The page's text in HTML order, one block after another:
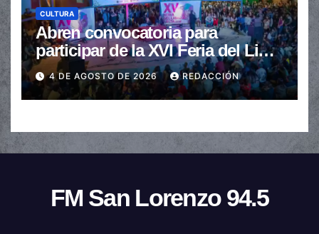
CULTURA
Abren convocatoria para
participar de la XVI Feria del Libro
de Salta
4 DE AGOSTO DE 2026 REDACCIÓN
FM San Lorenzo 94.5